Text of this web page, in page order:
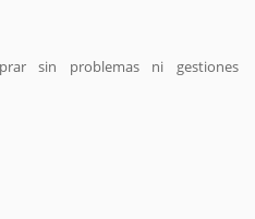
sin problemas ni gestiones